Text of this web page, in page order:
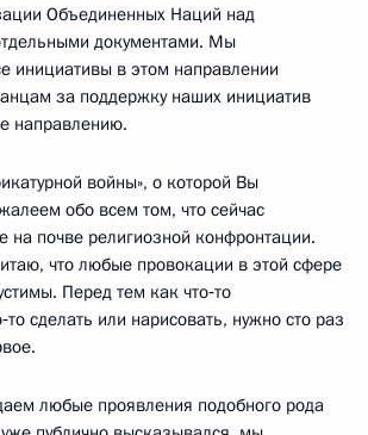
Объединенных Наций над
документами. Мы
инициативы в этом направлении
за поддержку наших инициатив
направлению.
войны», о которой Вы
обо всем том, что сейчас
на почве религиозной конфронтации.
что любые провокации в этой сфере
Перед тем как что‑то
сделать или нарисовать, нужно сто раз
любые проявления подобного рода